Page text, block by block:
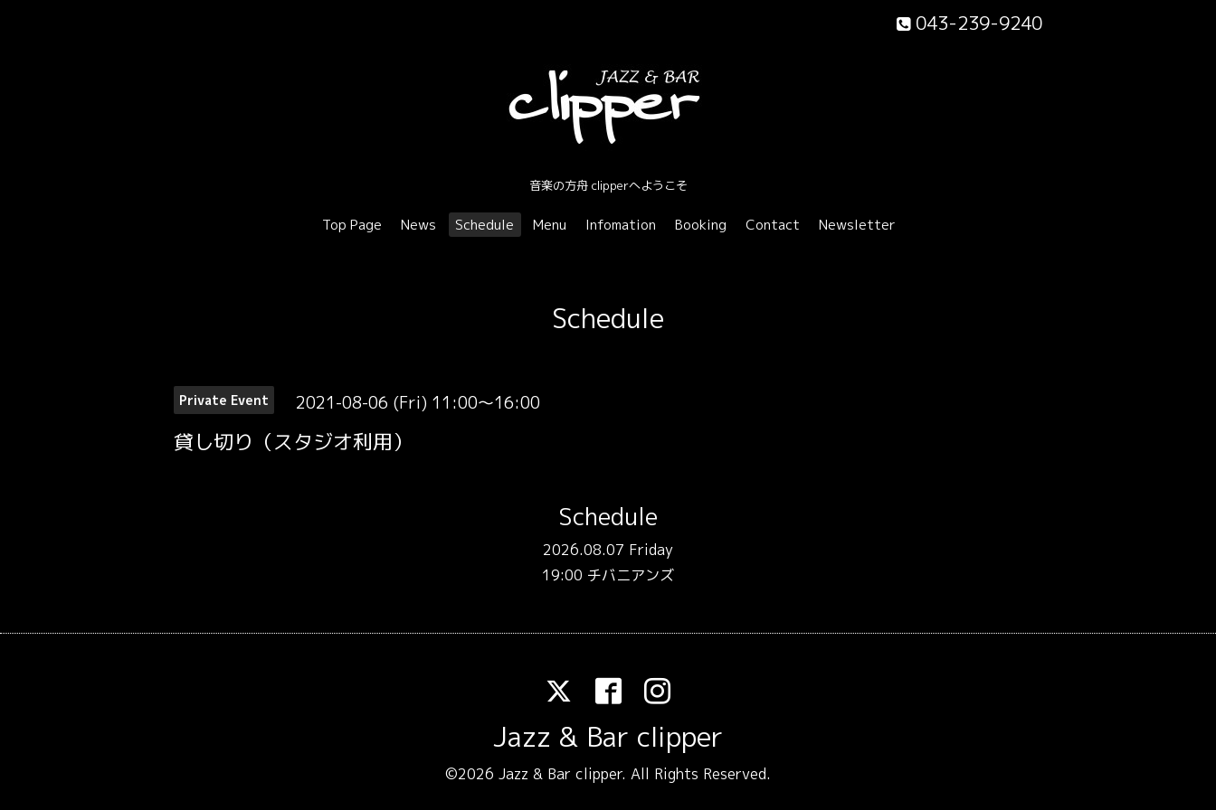
043-239-9240
音楽の方舟 clipperへようこそ
Top Page News Schedule Menu Infomation Booking Contact Newsletter
Schedule
Private Event 2021-08-06 (Fri) 11:00～16:00
貸し切り（スタジオ利用）
Schedule
2026.08.07 Friday
19:00 チバニアンズ
Jazz & Bar clipper
©2026 Jazz & Bar clipper. All Rights Reserved.